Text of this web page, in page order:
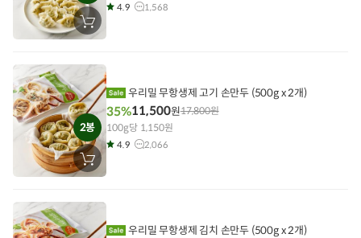
장
바
에
기
4.9 1,568
2봉
장
바
에
기
우리밀 무항생제 고기 손만두 (500g x 2개)
35%11,500원17,800원
100g당 1,150원
4.9 2,066
우리밀 무항생제 김치 손만두 (500g x 2개)